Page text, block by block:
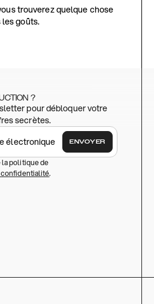
trouverez quelque chose
goûts.
?
pour débloquer votre
secrètes.
ENVOYER
politique de
.